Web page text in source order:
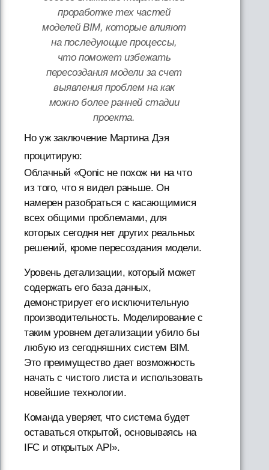
проработке тех частей
моделей BIM, которые влияют
на последующие процессы,
что поможет избежать
пересоздания модели за счет
выявления проблем на как
можно более ранней стадии
проекта.
Но уж заключение Мартина Дэя
процитирую:
Облачный «Qonic не похож ни на что
из того, что я видел раньше. Он
намерен разобраться с касающимися
всех общими проблемами, для
которых сегодня нет других реальных
решений, кроме пересоздания модели.
Уровень детализации, который может
содержать его база данных,
демонстрирует его исключительную
производительность. Моделирование с
таким уровнем детализации убило бы
любую из сегодняшних систем BIM.
Это преимущество дает возможность
начать с чистого листа и использовать
новейшие технологии.
Команда уверяет, что система будет
оставаться открытой, основываясь на
IFC и открытых API».